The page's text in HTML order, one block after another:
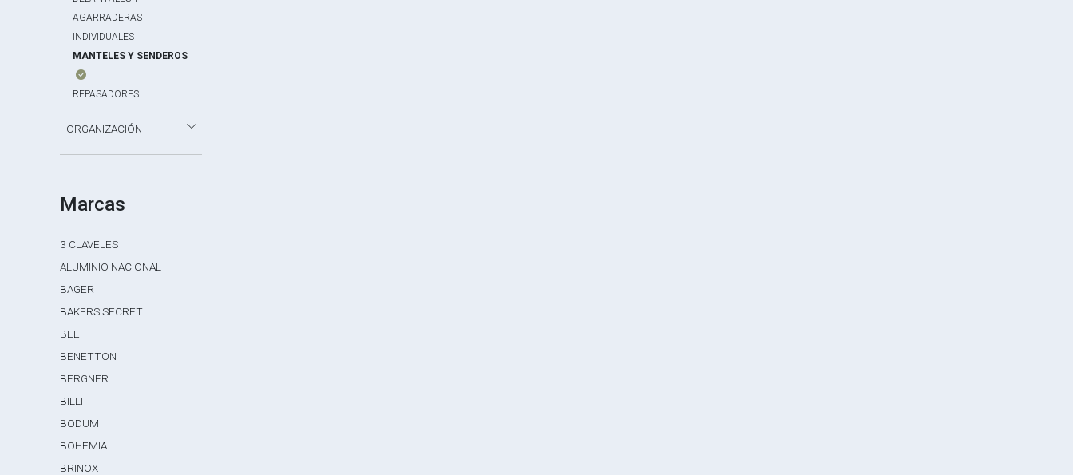
AGARRADERAS
INDIVIDUALES
MANTELES Y SENDEROS
REPASADORES
ORGANIZACIÓN
Marcas
3 CLAVELES
ALUMINIO NACIONAL
BAGER
BAKERS SECRET
BEE
BENETTON
BERGNER
BILLI
BODUM
BOHEMIA
BRINOX